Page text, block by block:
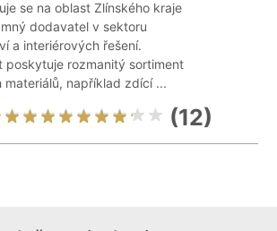
se na oblast Zlínského kraje
dodavatel v sektoru
a interiérových řešení.
poskytuje rozmanitý sortiment
materiálů, například zdící ...
(12)